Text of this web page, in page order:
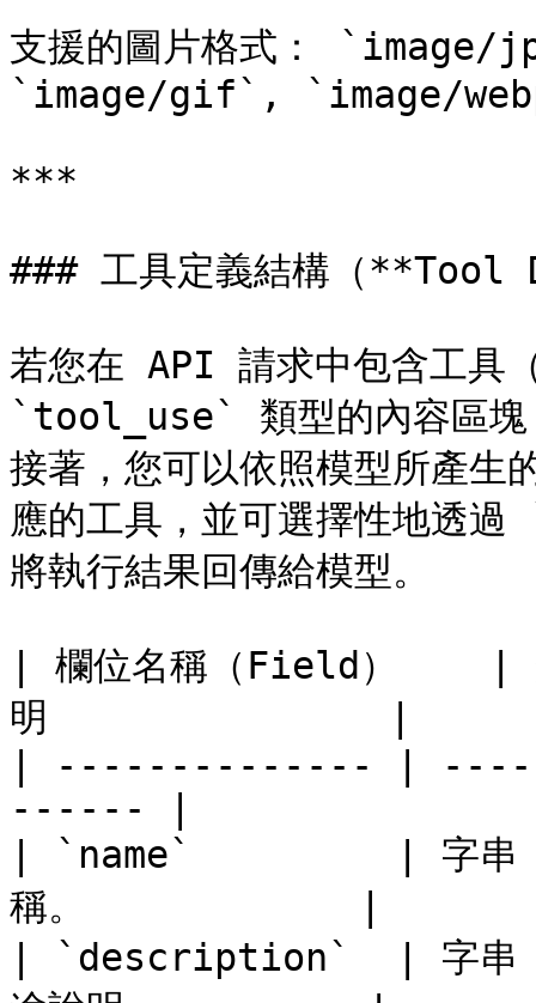
支援的圖片格式：
`image/gif`, `image/
***
### 工具定義結構（
若您在 API 請求中包含工具
`tool_use` 類型的內容區塊
接著，您可以依照模型所產
應的工具，並可選擇性地
將執行結果回傳給模型。
| 欄位名稱（Field）
明               |
| -------------- |
------ |
| `name`         | 字串
稱。            |
| `description`  | 字串